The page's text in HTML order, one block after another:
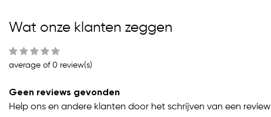
Wat onze klanten zeggen
average of 0 review(s)
Geen reviews gevonden
Help ons en andere klanten door het schrijven van een review